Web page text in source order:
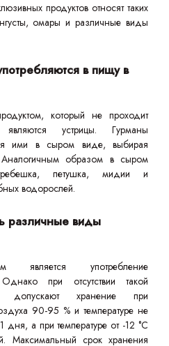
продуктов относят таких
омары и различные виды
в пищу в
который не проходит
являются устрицы. Гурманы
ими в сыром виде, выбирая
образом в сыром
петушка, мидии и
водорослей.
различные виды
является употребление
при отсутствии такой
допускают хранение при
90-95 % и температуре не
а при температуре от -12 °C
срок хранения